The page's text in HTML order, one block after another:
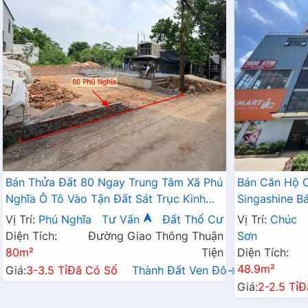
Bán Thửa Đất 80 Ngay Trung Tâm Xã Phú
Nghĩa Ô Tô Vào Tận Đất Sát Trục Kinh
Doanh Gần KCN Phú Nghĩa
Vị Trí: Phú Nghĩa Tư Vấn
Đất Thổ Cư
Diện Tích:
80m²
Đường Giao Thông Thuận
Tiện
Giá:3-3.5 TỉĐã Có Sổ Thành Đất Ven Đô→
Bán Căn Hộ
Singashine
Hợp Cho Hộ
Vị Trí: Chúc
Sơn
Diện Tích:
48.9m²
Giá:2-2.5 Tỉ